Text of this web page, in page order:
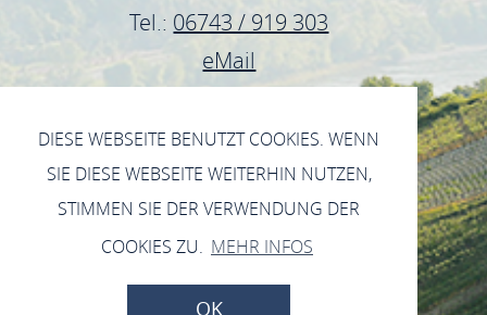
Tel.: 06743 / 919 303
eMail
DIESE WEBSEITE BENUTZT COOKIES. WENN
SIE DIESE WEBSEITE WEITERHIN NUTZEN,
STIMMEN SIE DER VERWENDUNG DER
COOKIES ZU. MEHR INFOS
OK